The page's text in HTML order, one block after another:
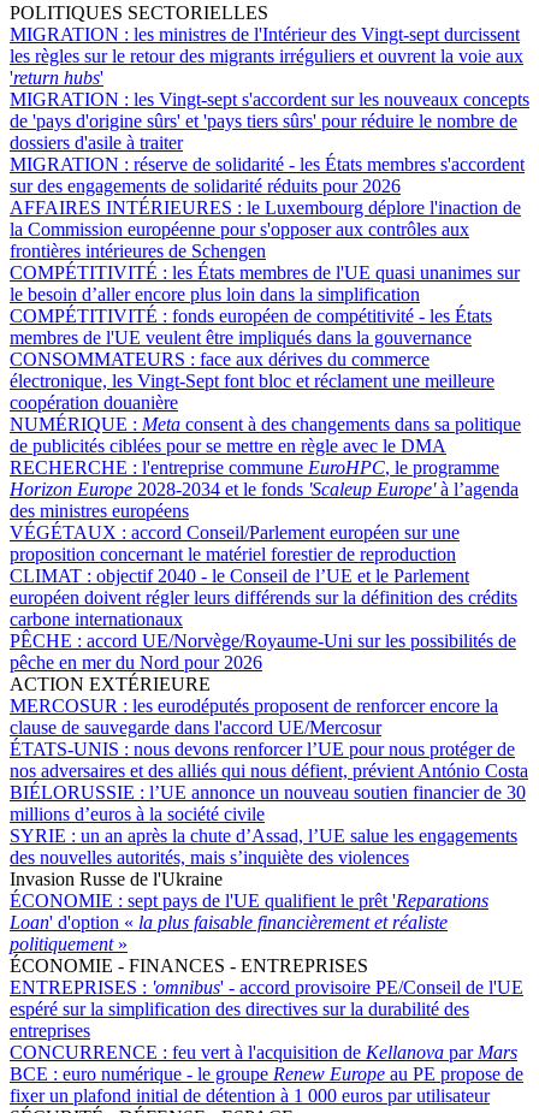
POLITIQUES SECTORIELLES
MIGRATION : les ministres de l'Intérieur des Vingt-sept durcissent
les règles sur le retour des migrants irréguliers et ouvrent la voie aux
'return hubs'
MIGRATION : les Vingt-sept s'accordent sur les nouveaux concepts
de 'pays d'origine sûrs' et 'pays tiers sûrs' pour réduire le nombre de
dossiers d'asile à traiter
MIGRATION : réserve de solidarité - les États membres s'accordent
sur des engagements de solidarité réduits pour 2026
AFFAIRES INTÉRIEURES : le Luxembourg déplore l'inaction de
la Commission européenne pour s'opposer aux contrôles aux
frontières intérieures de Schengen
COMPÉTITIVITÉ : les États membres de l'UE quasi unanimes sur
le besoin d’aller encore plus loin dans la simplification
COMPÉTITIVITÉ : fonds européen de compétitivité - les États
membres de l'UE veulent être impliqués dans la gouvernance
CONSOMMATEURS : face aux dérives du commerce
électronique, les Vingt-Sept font bloc et réclament une meilleure
coopération douanière
NUMÉRIQUE : Meta consent à des changements dans sa politique
de publicités ciblées pour se mettre en règle avec le DMA
RECHERCHE : l'entreprise commune EuroHPC, le programme
Horizon Europe 2028-2034 et le fonds 'Scaleup Europe'à l’agenda
des ministres européens
VÉGÉTAUX : accord Conseil/Parlement européen sur une
proposition concernant le matériel forestier de reproduction
CLIMAT : objectif 2040 - le Conseil de l’UE et le Parlement
européen doivent régler leurs différends sur la définition des crédits
carbone internationaux
PÊCHE : accord UE/Norvège/Royaume-Uni sur les possibilités de
pêche en mer du Nord pour 2026
ACTION EXTÉRIEURE
MERCOSUR : les eurodéputés proposent de renforcer encore la
clause de sauvegarde dans l'accord UE/Mercosur
ÉTATS-UNIS : nous devons renforcer l’UE pour nous protéger de
nos adversaires et des alliés qui nous défient, prévient António Costa
BIÉLORUSSIE : l’UE annonce un nouveau soutien financier de 30
millions d’euros à la société civile
SYRIE : un an après la chute d’Assad, l’UE salue les engagements
des nouvelles autorités, mais s’inquiète des violences
Invasion Russe de l'Ukraine
ÉCONOMIE : sept pays de l'UE qualifient le prêt 'Reparations
Loan' d'option « la plus faisable financièrement et réaliste
politiquement »
ÉCONOMIE - FINANCES - ENTREPRISES
ENTREPRISES : 'omnibus' - accord provisoire PE/Conseil de l'UE
espéré sur la simplification des directives sur la durabilité des
entreprises
CONCURRENCE : feu vert à l'acquisition de Kellanova par Mars
BCE : euro numérique - le groupe Renew Europe au PE propose de
fixer un plafond initial de détention à 1 000 euros par utilisateur